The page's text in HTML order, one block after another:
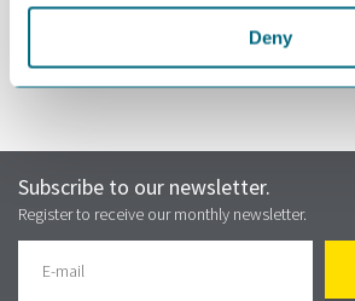
Deny
Subscribe to our newsletter.
Register to receive our monthly newsletter.